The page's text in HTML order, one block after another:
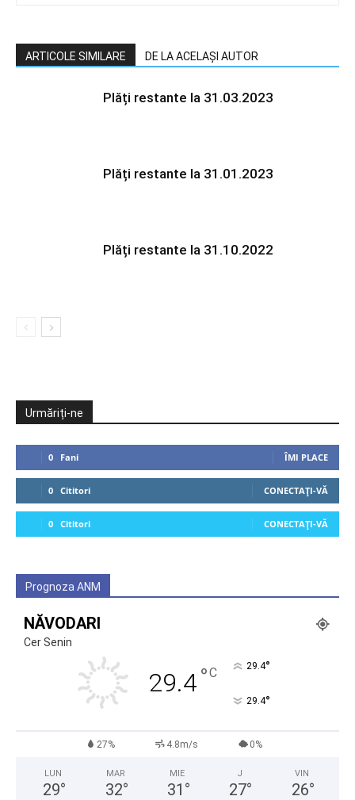
ARTICOLE SIMILARE DE LA ACELAȘI AUTOR
Plăți restante la 31.03.2023
Plăți restante la 31.01.2023
Plăți restante la 31.10.2022
Urmăriți-ne
0 Fani ÎMI PLACE
0 Cititori CONECTAȚI-VĂ
0 Cititori CONECTAȚI-VĂ
Prognoza ANM
NĂVODARI
Cer Senin
29.4°C 29.4°
29.4°
27% 4.8m/s 0%
LUN
29°
MAR
32°
MIE
31 °
J
27°
VIN
26°